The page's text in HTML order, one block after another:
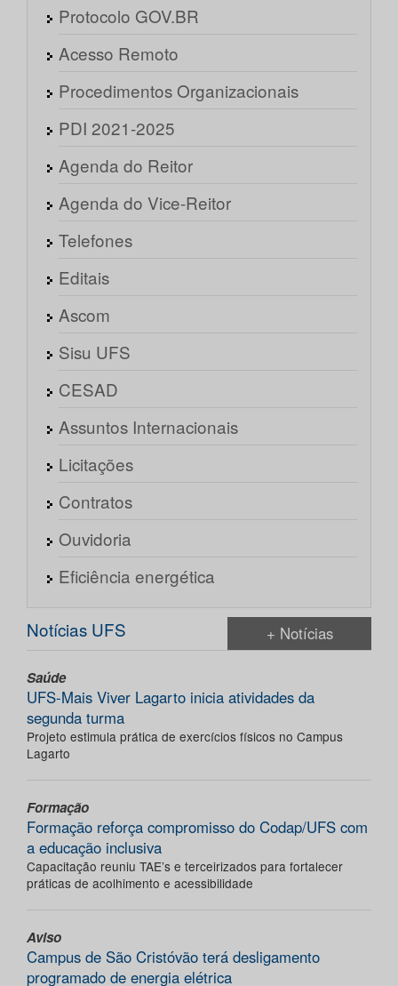
Protocolo GOV.BR
Acesso Remoto
Procedimentos Organizacionais
PDI 2021-2025
Agenda do Reitor
Agenda do Vice-Reitor
Telefones
Editais
Ascom
Sisu UFS
CESAD
Assuntos Internacionais
Licitações
Contratos
Ouvidoria
Eficiência energética
Notícias UFS + Notícias
Saúde
UFS-Mais Viver Lagarto inicia atividades da
segunda turma
Projeto estimula prática de exercícios físicos no Campus
Lagarto
Formação
Formação reforça compromisso do Codap/UFS com
a educação inclusiva
Capacitação reuniu TAE’s e terceirizados para fortalecer
práticas de acolhimento e acessibilidade
Aviso
Campus de São Cristóvão terá desligamento
programado de energia elétrica